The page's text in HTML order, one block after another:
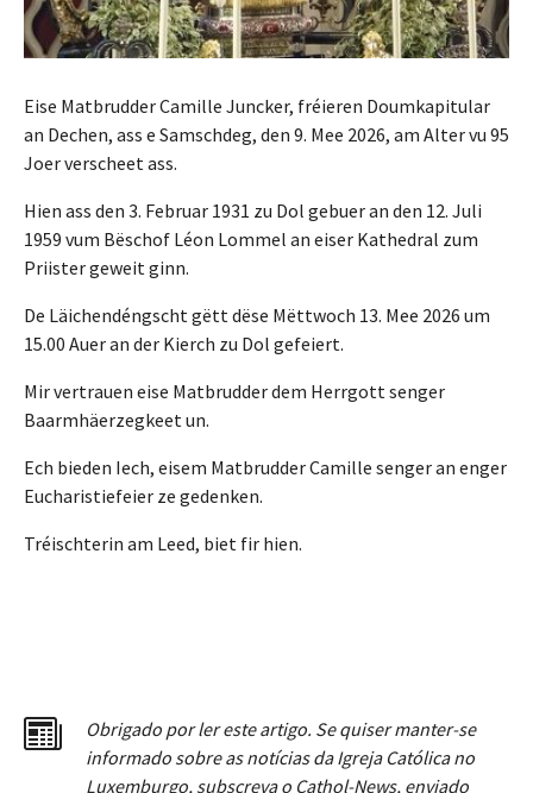
Eise Matbrudder Camille Juncker, fréieren Doumkapitular
an Dechen, ass e Samschdeg, den 9. Mee 2026, am Alter vu 95
Joer verscheet ass.
Hien ass den 3. Februar 1931 zu Dol gebuer an den 12. Juli
1959 vum Bëschof Léon Lommel an eiser Kathedral zum
Priister geweit ginn.
De Läichendéngscht gëtt dëse Mëttwoch 13. Mee 2026 um
15.00 Auer an der Kierch zu Dol gefeiert.
Mir vertrauen eise Matbrudder dem Herrgott senger
Baarmhäerzegkeet un.
Ech bieden Iech, eisem Matbrudder Camille senger an enger
Eucharistiefeier ze gedenken.
Tréischterin am Leed, biet fir hien.
Obrigado por ler este artigo. Se quiser manter-se
informado sobre as notícias da Igreja Católica no
Luxemburgo, subscreva o Cathol-News, enviado